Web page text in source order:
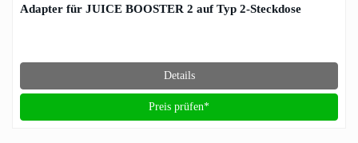
Adapter für JUICE BOOSTER 2 auf Typ 2-Steckdose
Details
Preis prüfen*